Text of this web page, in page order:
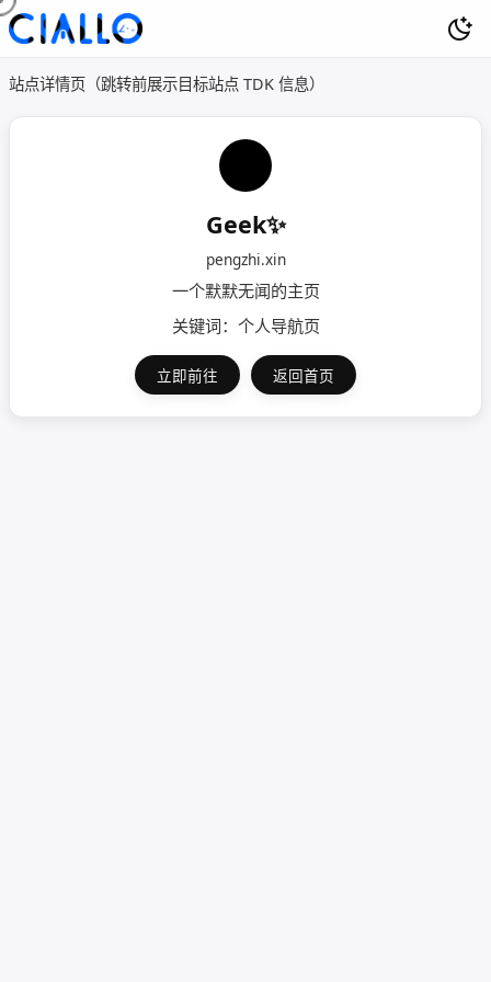
站点详情页（跳转前展示目标站点 TDK 信息）
Geek✨
pengzhi.xin
一个默默无闻的主页
关键词：个人导航页
立即前往 返回首页